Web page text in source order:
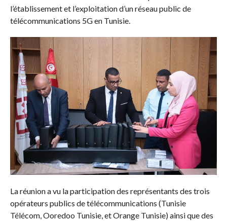
l’établissement et l’exploitation d’un réseau public de
télécommunications 5G en Tunisie.
La réunion a vu la participation des représentants des trois
opérateurs publics de télécommunications (Tunisie
Télécom, Ooredoo Tunisie, et Orange Tunisie) ainsi que des